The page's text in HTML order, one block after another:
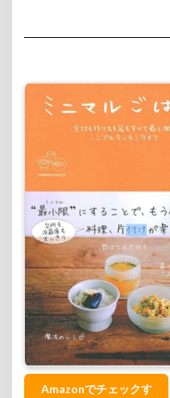
Amazonでチェックす